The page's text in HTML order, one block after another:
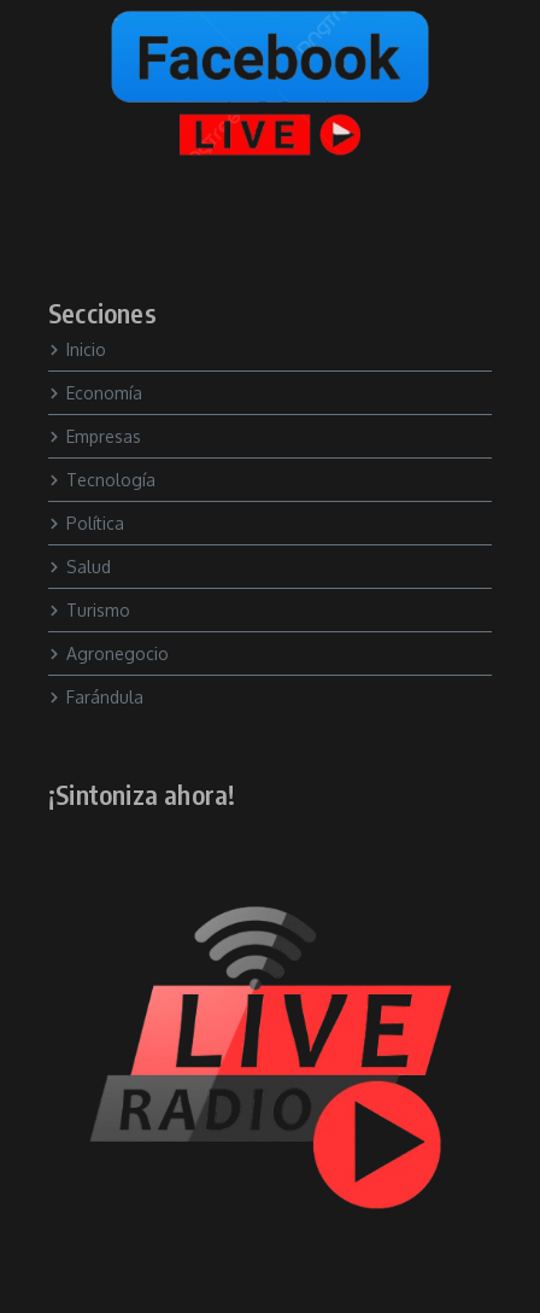
Secciones
Inicio
Economía
Empresas
Tecnología
Política
Salud
Turismo
Agronegocio
Farándula
¡Sintoniza ahora!